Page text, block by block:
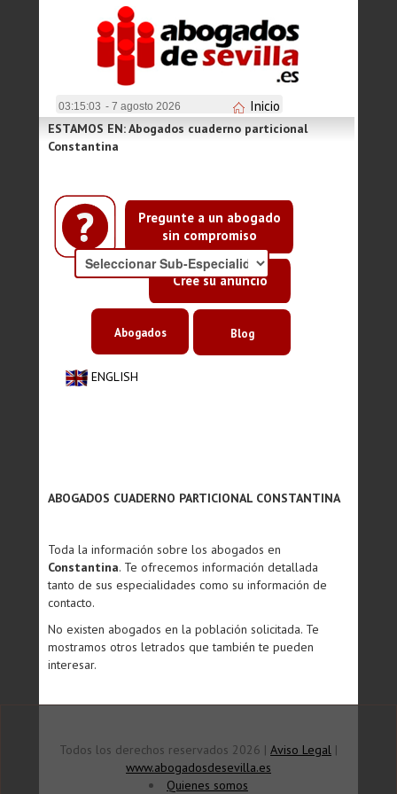
03:15:03 - 7 agosto 2026 Inicio
Pregunte a un abogado
sin compromiso
Cree su anuncio
ESTAMOS EN: Abogados cuaderno particional
Constantina
ENGLISH
Abogados Blog
ABOGADOS CUADERNO PARTICIONAL CONSTANTINA
Toda la información sobre los abogados en
Constantina. Te ofrecemos información detallada
tanto de sus especialidades como su información de
contacto.
No existen abogados en la población solicitada. Te
mostramos otros letrados que también te pueden
interesar.
Todos los derechos reservados 2026 | Aviso Legal |
www.abogadosdesevilla.es
Quienes somos